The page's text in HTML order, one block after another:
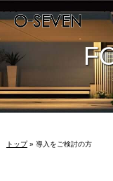
トップ» 導入をご検討の方